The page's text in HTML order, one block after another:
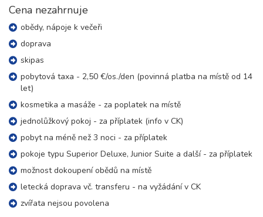
35 200 Kč
14.02. - 21.02.27
neděle - neděle
21.02. - 28.02.27
neděle - neděle
35 200 Kč
28.02. - 07.03.27
neděle - neděle
35 200 Kč rezervovat
březen 2027
07.03. - 14.03.27
neděle - neděle
Cena nezahrnuje
obědy, nápoje k večeři
doprava
skipas
pobytová taxa - 2,50 €/os./den (povinná platba na místě od 14
let)
kosmetika a masáže - za poplatek na místě
jednolůžkový pokoj - za příplatek (info v CK)
pobyt na méně než 3 noci - za příplatek
pokoje typu Superior Deluxe, Junior Suite a další - za příplatek
možnost dokoupení obědů na místě
letecká doprava vč. transferu - na vyžádání v CK
zvířata nejsou povolena